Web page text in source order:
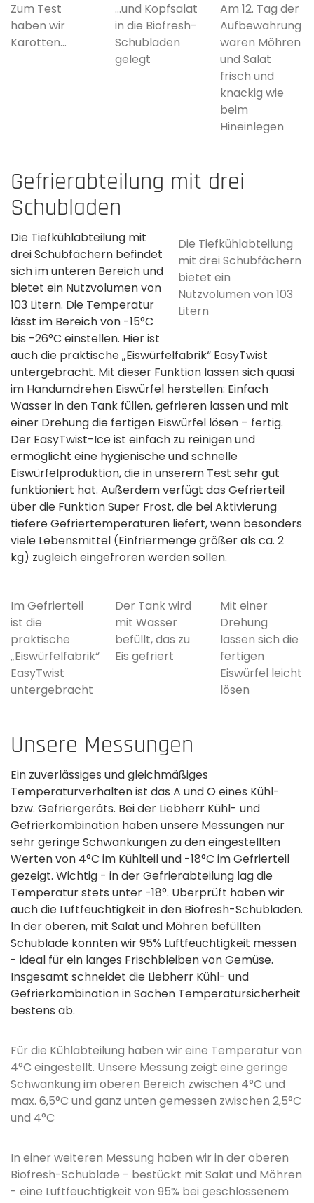
Zum Test
haben wir
Karotten...
...und Kopfsalat
in die Biofresh-
Schubladen
gelegt
Am 12. Tag der
Aufbewahrung
waren Möhren
und Salat
frisch und
knackig wie
beim
Hineinlegen
Gefrierabteilung mit drei
Schubladen
Die Tiefkühlabteilung
mit drei Schubfächern
bietet ein
Nutzvolumen von 103
Litern
Die Tiefkühlabteilung mit
drei Schubfächern befindet
sich im unteren Bereich und
bietet ein Nutzvolumen von
103 Litern. Die Temperatur
lässt im Bereich von -15°C
bis -26°C einstellen. Hier ist
auch die praktische „Eiswürfelfabrik“ EasyTwist
untergebracht. Mit dieser Funktion lassen sich quasi
im Handumdrehen Eiswürfel herstellen: Einfach
Wasser in den Tank füllen, gefrieren lassen und mit
einer Drehung die fertigen Eiswürfel lösen – fertig.
Der EasyTwist-Ice ist einfach zu reinigen und
ermöglicht eine hygienische und schnelle
Eiswürfelproduktion, die in unserem Test sehr gut
funktioniert hat. Außerdem verfügt das Gefrierteil
über die Funktion Super Frost, die bei Aktivierung
tiefere Gefriertemperaturen liefert, wenn besonders
viele Lebensmittel (Einfriermenge größer als ca. 2
kg) zugleich eingefroren werden sollen.
Im Gefrierteil
ist die
praktische
„Eiswürfelfabrik“
EasyTwist
untergebracht
Der Tank wird
mit Wasser
befüllt, das zu
Eis gefriert
Mit einer
Drehung
lassen sich die
fertigen
Eiswürfel leicht
lösen
Unsere Messungen
Ein zuverlässiges und gleichmäßiges
Temperaturverhalten ist das A und O eines Kühl-
bzw. Gefriergeräts. Bei der Liebherr Kühl- und
Gefrierkombination haben unsere Messungen nur
sehr geringe Schwankungen zu den eingestellten
Werten von 4°C im Kühlteil und -18°C im Gefrierteil
gezeigt. Wichtig - in der Gefrierabteilung lag die
Temperatur stets unter -18°. Überprüft haben wir
auch die Luftfeuchtigkeit in den Biofresh-Schubladen.
In der oberen, mit Salat und Möhren befüllten
Schublade konnten wir 95% Luftfeuchtigkeit messen
- ideal für ein langes Frischbleiben von Gemüse.
Insgesamt schneidet die Liebherr Kühl- und
Gefrierkombination in Sachen Temperatursicherheit
bestens ab.
Für die Kühlabteilung haben wir eine Temperatur von
4°C eingestellt. Unsere Messung zeigt eine geringe
Schwankung im oberen Bereich zwischen 4°C und
max. 6,5°C und ganz unten gemessen zwischen 2,5°C
und 4°C
In einer weiteren Messung haben wir in der oberen
Biofresh-Schublade - bestückt mit Salat und Möhren
- eine Luftfeuchtigkeit von 95% bei geschlossenem